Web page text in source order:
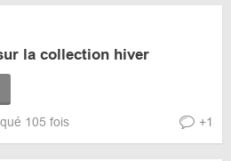
la collection hiver
105 fois +1